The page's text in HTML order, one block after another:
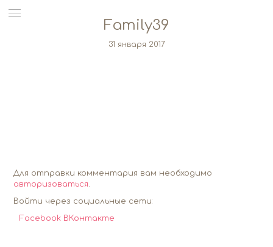
Family39
31 января 2017
Для отправки комментария вам необходимо
авторизоваться.
Войти через социальные сети:
Facebook ВКонтакте